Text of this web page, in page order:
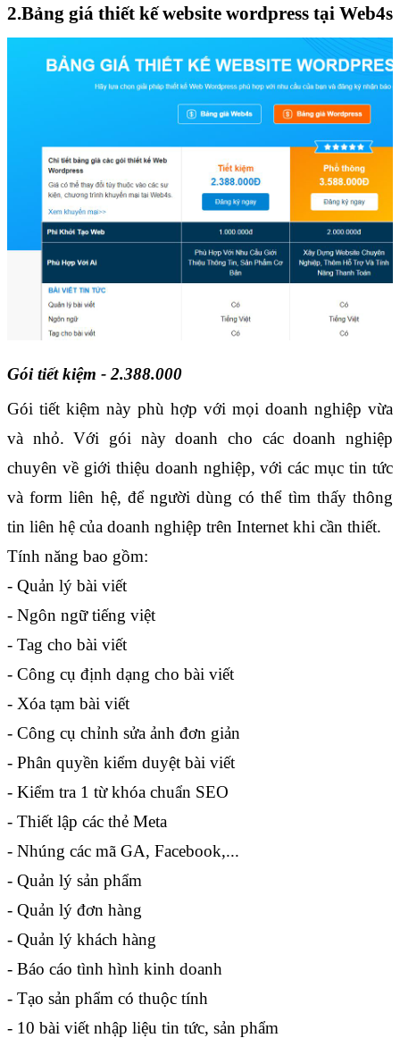
2.Bảng giá thiết kế website wordpress tại Web4s
Gói tiết kiệm - 2.388.000
Gói tiết kiệm này phù hợp với mọi doanh nghiệp vừa
và nhỏ. Với gói này doanh cho các doanh nghiệp
chuyên về giới thiệu doanh nghiệp, với các mục tin tức
và form liên hệ, để người dùng có thể tìm thấy thông
tin liên hệ của doanh nghiệp trên Internet khi cần thiết.
Tính năng bao gồm:
- Quản lý bài viết
- Ngôn ngữ tiếng việt
- Tag cho bài viết
- Công cụ định dạng cho bài viết
- Xóa tạm bài viết
- Công cụ chỉnh sửa ảnh đơn giản
- Phân quyền kiểm duyệt bài viết
- Kiểm tra 1 từ khóa chuẩn SEO
- Thiết lập các thẻ Meta
- Nhúng các mã GA, Facebook,...
- Quản lý sản phẩm
- Quản lý đơn hàng
- Quản lý khách hàng
- Báo cáo tình hình kinh doanh
- Tạo sản phẩm có thuộc tính
- 10 bài viết nhập liệu tin tức, sản phẩm